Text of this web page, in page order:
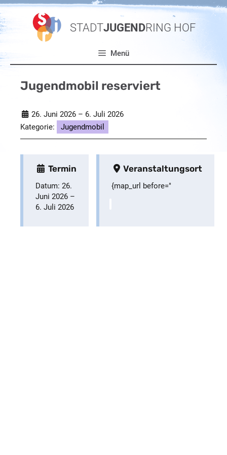
Zum
Inhalt
springen
STADTJUGENDRING HOF
Menü
Jugendmobil reserviert
26. Juni 2026 – 6. Juli 2026
Kategorie:
Jugendmobil
Termin
Datum: 26.
Juni 2026 –
6. Juli 2026
Veranstaltungsort
{map_url before="